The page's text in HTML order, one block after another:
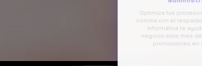
📅 Fecha: Jueves 20
👨‍🏫 Expositores:
Valenzuela